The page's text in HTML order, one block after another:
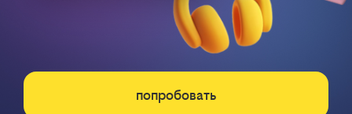
попробовать